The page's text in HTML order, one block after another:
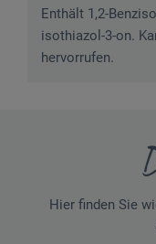
Enthält 1,2-
isothiazol-3-on.
hervorrufen.
Hier finden Sie